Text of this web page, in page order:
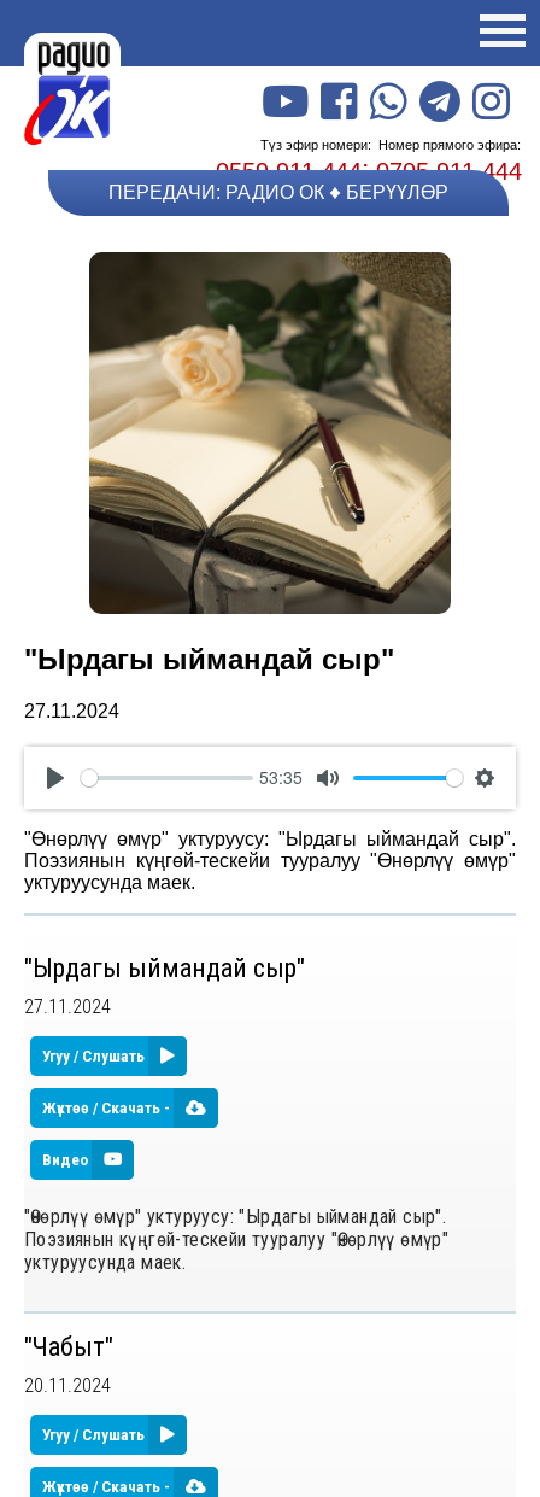
Түз эфир номери: Номер прямого эфира:
0559 911 444;0705 911 444
ПЕРЕДАЧИ: РАДИО ОК БЕРҮҮЛӨР
"Ырдагы ыймандай сыр"
27.11.2024
Play
53:35
Mute
"Өнөрлүү өмүр" уктуруусу: "Ырдагы ыймандай сыр".
Поэзиянын күңгөй-тескейи тууралуу "Өнөрлүү өмүр"
уктуруусунда маек.
"Ырдагы ыймандай сыр"
27.11.2024
Угуу / Слушать
Жүктөө / Скачать -
Видео
"Өнөрлүү өмүр" уктуруусу: "Ырдагы ыймандай сыр".
Поэзиянын күңгөй-тескейи тууралуу "Өнөрлүү өмүр"
уктуруусунда маек.
"Чабыт"
20.11.2024
Угуу / Слушать
Жүктөө / Скачать -